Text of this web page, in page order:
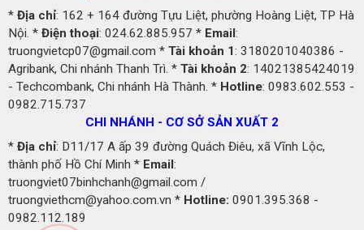
* Địa chỉ: 162 + 164 đường Tựu Liệt, phường Hoàng Liệt, TP Hà
Nội. * Điện thoại: 024.62.885.957 * Email :
truongvietcp07@gmail.com * Tài khoản 1: 3180201040386 -
Agribank, Chi nhánh Thanh Trì. * Tài khoản 2: 14021385424019
- Techcombank, Chi nhánh Hà Thành. * Hotline: 0983.602.553 -
0982.715.737
CHI NHÁNH - CƠ SỞ SẢN XUẤT 2
* Địa chỉ: D11/17 A ấp 39 đường Quách Điêu, xã Vĩnh Lộc,
thành phố Hồ Chí Minh * Email:
truongviet07binhchanh@gmail.com /
truongviethcm@yahoo.com.vn * Hotline: 0901.395.368 -
0982.112.189